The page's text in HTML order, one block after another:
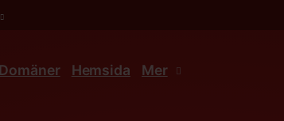
Hemsida Mer